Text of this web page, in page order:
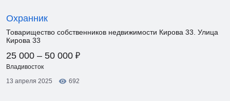
Охранник
Товарищество собственников недвижимости Кирова 33. Улица
Кирова 33
25 000 – 50 000 ₽
Владивосток
13 апреля 2025
692